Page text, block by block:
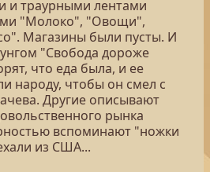
и траурными лентами
"Молоко", "Овощи",
Магазины были пусты. И
"Свобода дороже
что еда была, и ее
народу, чтобы он смел с
Другие описывают
рынка
вспоминают "ножки
из США...